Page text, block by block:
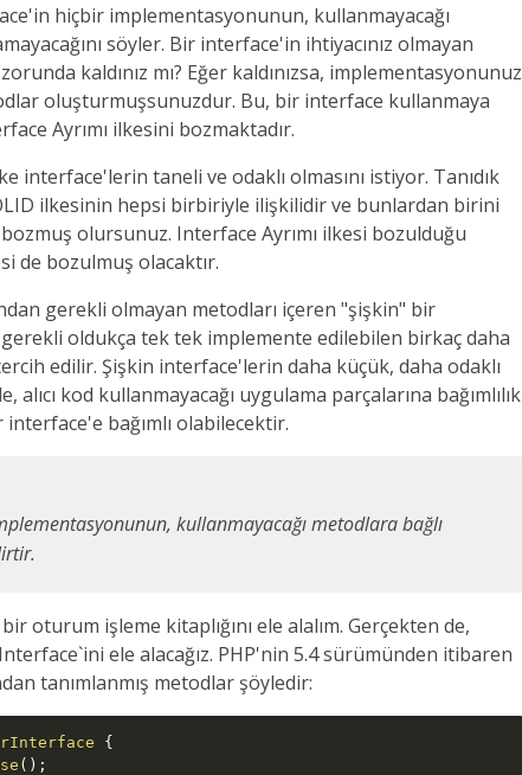
hiçbir implementasyonunun, kullanmayacağı
söyler. Bir interface'in ihtiyacınız olmayan
kaldınız mı? Eğer kaldınızsa, implementasyonunuz
oluşturmuşsunuzdur. Bu, bir interface kullanmaya
Ayrımı ilkesini bozmaktadır.
interface'lerin taneli ve odaklı olmasını istiyor. Tanıdık
ilkesinin hepsi birbiriyle ilişkilidir ve bunlardan birini
olursunuz. Interface Ayrımı ilkesi bozulduğu
de bozulmuş olacaktır.
gerekli olmayan metodları içeren "şişkin" bir
oldukça tek tek implemente edilebilen birkaç daha
edilir. Şişkin interface'lerin daha küçük, daha odaklı
kod kullanmayacağı uygulama parçalarına bağımlılık
bağımlı olabilecektir.
kullanmayacağı metodlara bağlı
oturum işleme kitaplığını ele alalım. Gerçekten de,
ele alacağız. PHP'nin 5.4 sürümünden itibaren
tanımlanmış metodlar şöyledir:
{
( ) ;